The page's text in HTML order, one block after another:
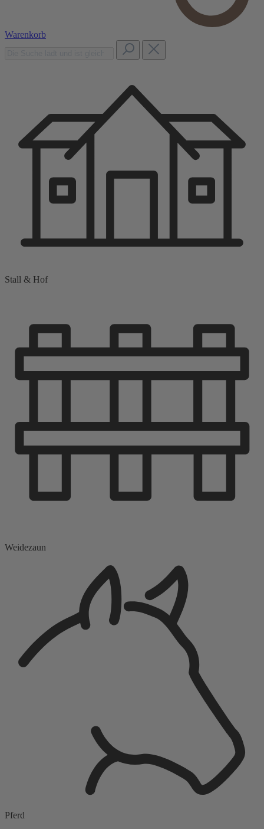
Warenkorb
Stall & Hof
Weidezaun
Pferd